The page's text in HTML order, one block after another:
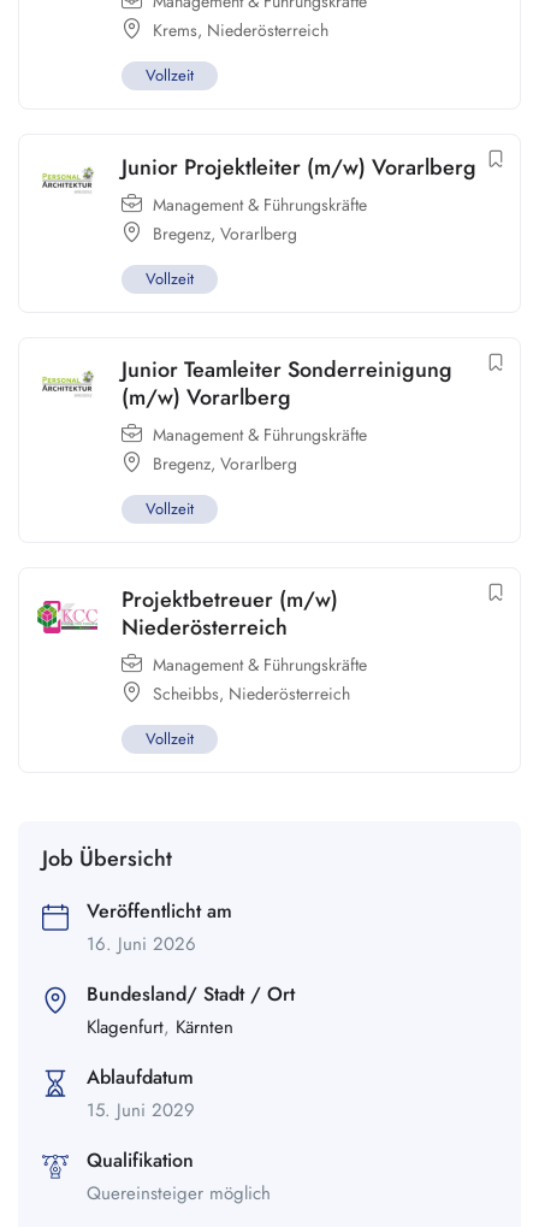
Krems, Niederösterreich
Vollzeit
Junior Projektleiter (m/w) Vorarlberg
Management & Führungskräfte
Bregenz, Vorarlberg
Vollzeit
Junior Teamleiter Sonderreinigung
(m/w) Vorarlberg
Management & Führungskräfte
Bregenz, Vorarlberg
Vollzeit
Projektbetreuer (m/w)
Niederösterreich
Management & Führungskräfte
Scheibbs, Niederösterreich
Vollzeit
Job Übersicht
Veröffentlicht am
16. Juni 2026
Bundesland/ Stadt / Ort
Klagenfurt, Kärnten
Ablaufdatum
15. Juni 2029
Qualifikation
Quereinsteiger möglich